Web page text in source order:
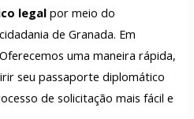
legalpor meio do
de Granada. Em
Oferecemos uma maneira rápida,
seu passaporte diplomático
de solicitação mais fácil e